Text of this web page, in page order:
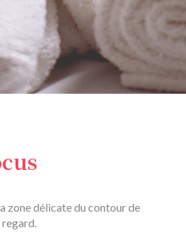
zone délicate du contour de